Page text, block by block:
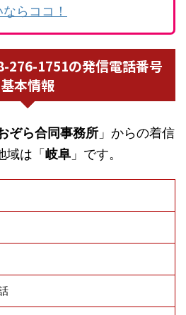
らココ！
276-1751の発信電話番号
基本情報
ぞら合同事務所 」からの着信
域は「 岐阜 」です。